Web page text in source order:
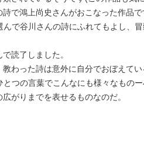
で鴻上尚史さんがおこなった作品で
で谷川さんの詩にふれてもよし、
読了しました。
わった詩は意外に自分でおぼえてい
とつの言葉でこんなにも様々なもの
がりまでを表せるものなのだ。
てきました。谷川さんの詩はツボに